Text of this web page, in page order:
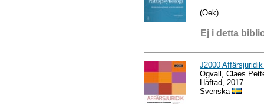
(Oek)
Ej i detta
J2000
Ogvall, Claes
Häftad, 2017
Svenska